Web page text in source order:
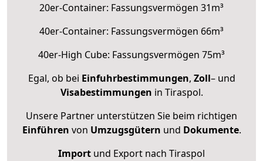
20er-Container: Fassungsvermögen 31m³
40er-Container: Fassungsvermögen 66m³
40er-High Cube: Fassungsvermögen 75m³
Egal, ob bei Einfuhrbestimmungen, Zoll– und
Visabestimmungen in Tiraspol.
Unsere Partner unterstützen Sie beim richtigen
Einführen von Umzugsgütern und Dokumente.
Import und Export nach Tiraspol